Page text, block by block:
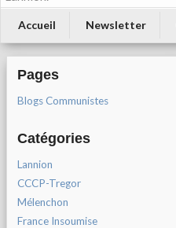
Accueil Newsletter
Pages
Blogs Communistes
Catégories
Lannion
CCCP-Tregor
Mélenchon
France Insoumise